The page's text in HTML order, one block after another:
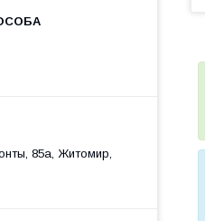
85а, Житомир,